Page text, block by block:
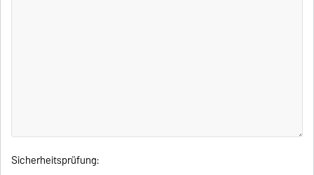
Sicherheitsprüfung: